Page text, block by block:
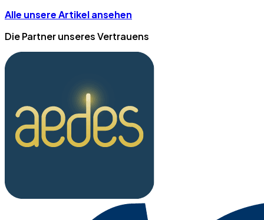
Alle unsere Artikel ansehen
Die Partner unseres Vertrauens